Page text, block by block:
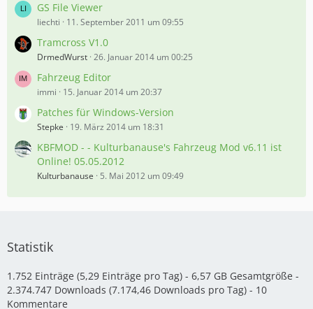
GS File Viewer
liechti 11. September 2011 um 09:55
Tramcross V1.0
DrmedWurst 26. Januar 2014 um 00:25
Fahrzeug Editor
immi 15. Januar 2014 um 20:37
Patches für Windows-Version
Stepke 19. März 2014 um 18:31
KBFMOD - - Kulturbanause's Fahrzeug Mod v6.11 ist
Online! 05.05.2012
Kulturbanause 5. Mai 2012 um 09:49
Statistik
1.752 Einträge (5,29 Einträge pro Tag) - 6,57 GB Gesamtgröße -
2.374.747 Downloads (7.174,46 Downloads pro Tag) - 10
Kommentare